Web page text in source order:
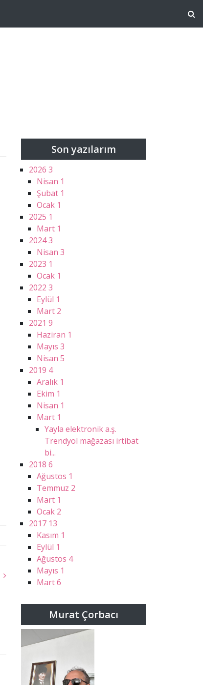
Son yazılarım
2026 3
Nisan 1
Şubat 1
Ocak 1
2025 1
Mart 1
20243
Nisan 3
2023 1
Ocak 1
2022 3
Eylül 1
Mart 2
2021 9
Haziran 1
Mayıs 3
Nisan 5
2019 4
Aralık 1
Ekim 1
Nisan 1
Mart 1
Yayla elektronik a.ş.
Trendyol mağazası irtibat
bi...
2018 6
Ağustos 1
Temmuz 2
Mart 1
Ocak 2
2017 13
Kasım 1
Eylül 1
Ağustos 4
Mayıs 1
Mart6
Murat Çorbacı